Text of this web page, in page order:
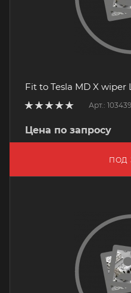
Fit to Tesla MD X wiper
Арт.:
Цена по запросу
ПОД